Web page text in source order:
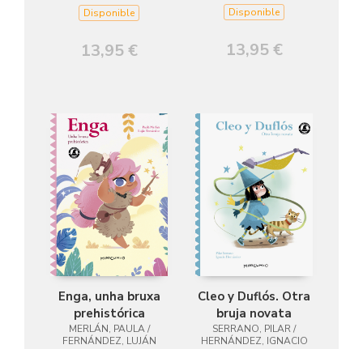
Disponible
13,95 €
Disponible
13,95 €
Enga, unha bruxa
prehistórica
MERLÁN, PAULA /
FERNÁNDEZ, LUJÁN
Cleo y Duflós. Otra
bruja novata
SERRANO, PILAR /
HERNÁNDEZ, IGNACIO